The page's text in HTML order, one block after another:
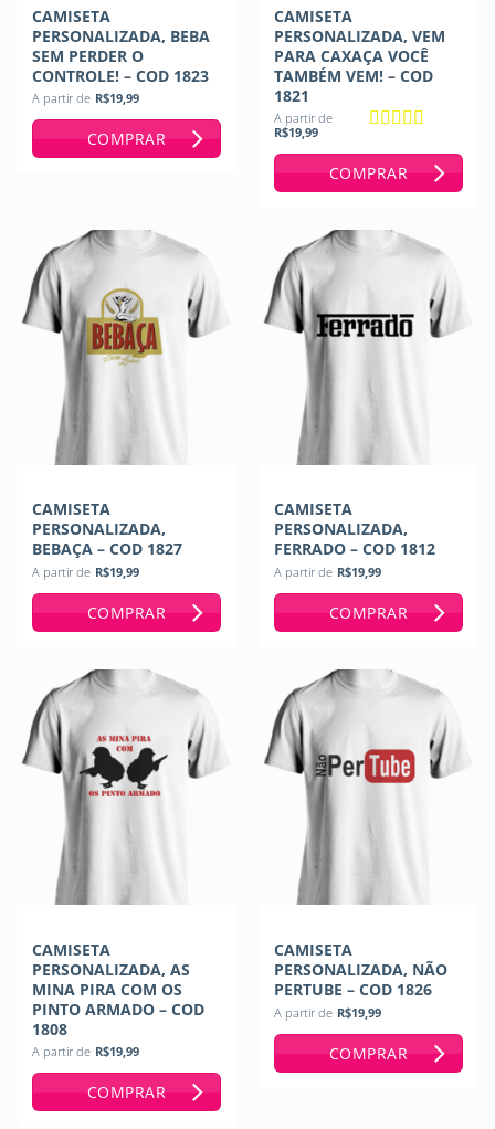
CAMISETA
PERSONALIZADA, BEBA
SEM PERDER O
CONTROLE! – COD 1823
A partir de R$19,99
COMPRAR
CAMISETA
PERSONALIZADA, VEM
PARA CAXAÇA VOCÊ
TAMBÉM VEM! – COD
1821
A partir de
R$19,99
COMPRAR
CAMISETA
PERSONALIZADA,
BEBAÇA – COD 1827
A partir de R$19,99
COMPRAR
CAMISETA
PERSONALIZADA,
FERRADO – COD 1812
A partir de R$19,99
COMPRAR
CAMISETA
PERSONALIZADA, AS
MINA PIRA COM OS
PINTO ARMADO – COD
1808
A partir de R$19,99
COMPRAR
CAMISETA
PERSONALIZADA, NÃO
PERTUBE – COD 1826
A partir de R$19,99
COMPRAR